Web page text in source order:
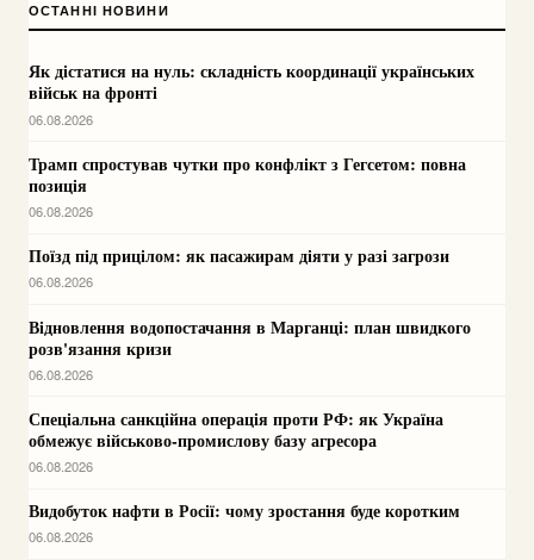
ОСТАННІ НОВИНИ
Як дістатися на нуль: складність координації українських
військ на фронті
06.08.2026
Трамп спростував чутки про конфлікт з Гегсетом: повна
позиція
06.08.2026
Поїзд під прицілом: як пасажирам діяти у разі загрози
06.08.2026
Відновлення водопостачання в Марганці: план швидкого
розв'язання кризи
06.08.2026
Спеціальна санкційна операція проти РФ: як Україна
обмежує військово-промислову базу агресора
06.08.2026
Видобуток нафти в Росії: чому зростання буде коротким
06.08.2026